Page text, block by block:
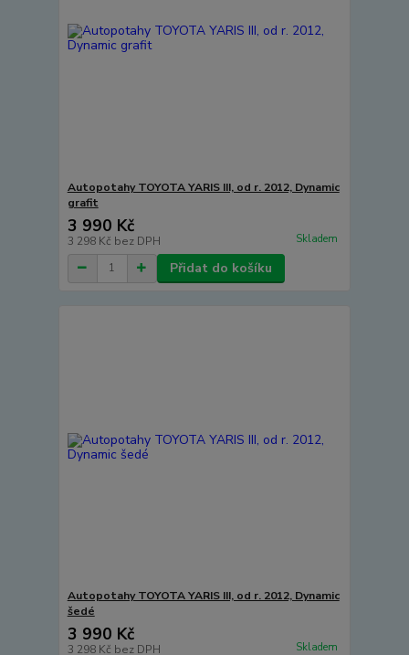
Autopotahy TOYOTA YARIS III, od r. 2012, Dynamic
grafit
3 990 Kč
3 298 Kč bez DPH Skladem
Přidat do košíku
Autopotahy TOYOTA YARIS III, od r. 2012, Dynamic
šedé
3 990 Kč
3 298 Kč bez DPH Skladem